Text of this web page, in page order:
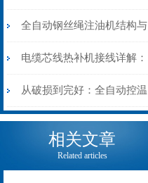
阻”到“波形特征”的精准诊
断逻辑
动电缆修复机的快速换型逻
辑
全自动钢丝绳注油机结构与
工作原理：揭秘高效润滑的
机械密码
电缆芯线热补机接线详解：
从入门到精通
从破损到完好：全自动控温
电缆热补机的核心价值
相关文章
Related articles